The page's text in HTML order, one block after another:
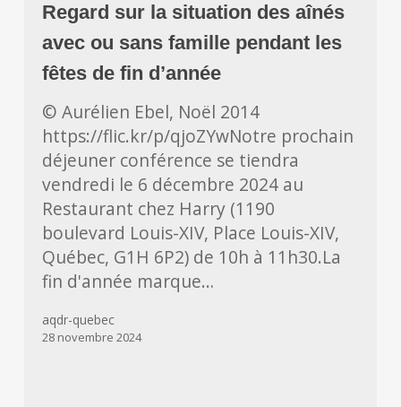
situation
des
aînés
ou
sans
famille
pendant
les
fêtes
de
fin
d’année
Regard sur la situation des aînés
avec ou sans famille pendant les
fêtes de fin d’année
© Aurélien Ebel, Noël 2014
https://flic.kr/p/qjoZYwNotre prochain
déjeuner conférence se tiendra
vendredi le 6 décembre 2024 au
Restaurant chez Harry (1190
boulevard Louis-XIV, Place Louis-XIV,
Québec, G1H 6P2) de 10h à 11h30.La
fin d'année marque…
aqdr-quebec
28 novembre 2024